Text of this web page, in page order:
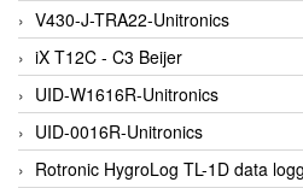
Evoqua
EXAIR
Exergen
Exide Technologies Vietnam
EXOR
V430-J-TRA22-Unitronics
iX T12C - C3 Beijer
UID-W1616R-Unitronics
UID-0016R-Unitronics
Rotronic HygroLog TL-1D data